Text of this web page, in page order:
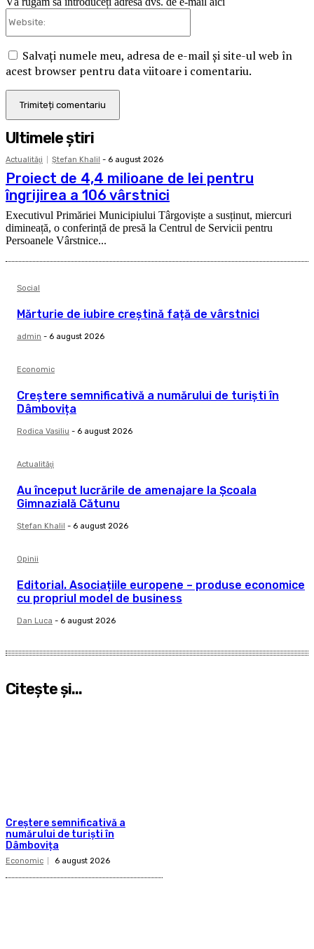
Salvați numele meu, adresa de e-mail și site-ul web în
acest browser pentru data viitoare i comentariu.
Ultimele ştiri
Actualităţi Ştefan Khalil - 6 august 2026
Proiect de 4,4 milioane de lei pentru
îngrijirea a 106 vârstnici
Executivul Primăriei Municipiului Târgoviște a susținut, miercuri
dimineață, o conferință de presă la Centrul de Servicii pentru
Persoanele Vârstnice...
Social
Mărturie de iubire creștină față de vârstnici
admin - 6 august 2026
Economic
Creștere semnificativă a numărului de turiști în
Dâmbovița
Rodica Vasiliu - 6 august 2026
Actualităţi
Au început lucrările de amenajare la Școala
Gimnazială Cătunu
Ştefan Khalil - 6 august 2026
Opinii
Editorial. Asociațiile europene – produse economice
cu propriul model de business
Dan Luca - 6 august 2026
Citeşte şi...
Creștere semnificativă a
numărului de turiști în
Dâmbovița
Economic 6 august 2026